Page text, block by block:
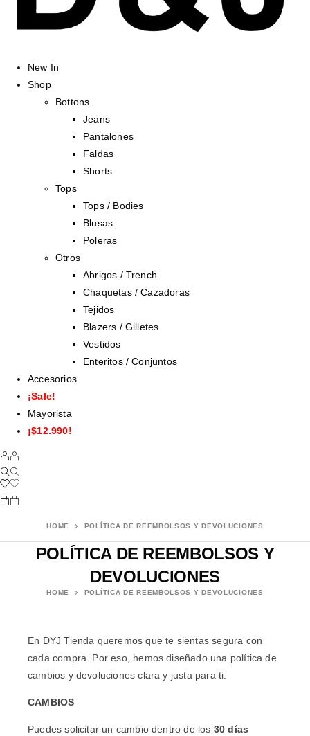
New In
Shop
Bottons
Jeans
Pantalones
Faldas
Shorts
Tops
Tops / Bodies
Blusas
Poleras
Otros
Abrigos / Trench
Chaquetas / Cazadoras
Tejidos
Blazers / Gilletes
Vestidos
Enteritos / Conjuntos
Accesorios
¡Sale!
Mayorista
¡$12.990!
HOME POLÍTICA DE REEMBOLSOS Y DEVOLUCIONES
POLÍTICA DE REEMBOLSOS Y
DEVOLUCIONES
HOME POLÍTICA DE REEMBOLSOS Y DEVOLUCIONES
En DYJ Tienda queremos que te sientas segura con
cada compra. Por eso, hemos diseñado una política de
cambios y devoluciones clara y justa para ti.
CAMBIOS
Puedes solicitar un cambio dentro de los 30 días